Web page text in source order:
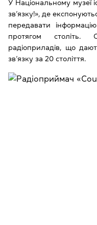
У Національному музеї
зв’язку!», де
передавати
протягом століть.
радіоприладів, що
зв’язку за 20 століття.